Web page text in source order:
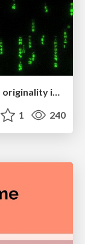
Game over? The fight for quality and originality in the time of robots
1 240